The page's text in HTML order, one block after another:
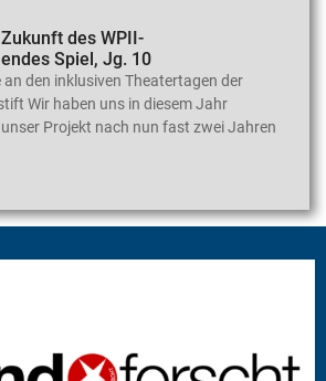
des WPII-
Spiel, Jg. 10
an den inklusiven Theatertagen der
Wir haben uns in diesem Jahr
Projekt nach nun fast zwei Jahren